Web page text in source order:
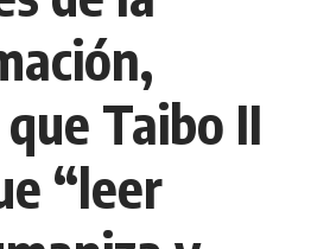
Taibo II
“leer